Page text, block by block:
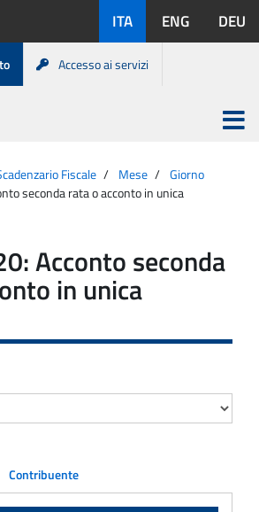
disponibili:
ITA ENG DEU
Accesso ai servizi
Apri
menu
Fiscale Mese
Giorno
seconda rata o acconto in unica
Acconto seconda
in unica
Contribuente